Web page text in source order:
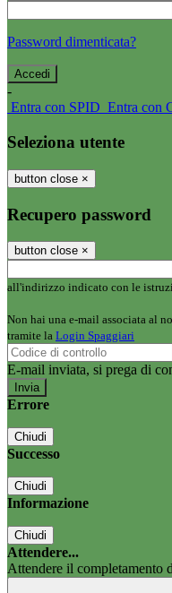
Password dimenticata?
-
Entra con SPID Entra con
Seleziona utente
button close ×
Recupero password
button close ×
all'indirizzo indicato con le
Non hai una e-mail associata al
tramite la Login Spaggiari
E-mail inviata, si prega di
Errore
Chiudi
Successo
Chiudi
Informazione
Chiudi
Attendere...
Attendere il completamento